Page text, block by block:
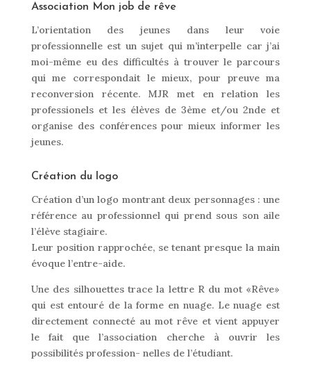
Association Mon job de rêve
L’orientation des jeunes dans leur voie
professionnelle est un sujet qui m’interpelle car j’ai
moi-même eu des difficultés à trouver le parcours
qui me correspondait le mieux, pour preuve ma
reconversion récente. MJR met en relation les
professionels et les élèves de 3ème et/ou 2nde et
organise des conférences pour mieux informer les
jeunes.
Création du logo
Création d’un logo montrant deux personnages : une
référence au professionnel qui prend sous son aile
l’élève stagiaire.
Leur position rapprochée, se tenant presque la main
évoque l’entre-aide.
Une des silhouettes trace la lettre R du mot «Rêve»
qui est entouré de la forme en nuage. Le nuage est
directement connecté au mot rêve et vient appuyer
le fait que l’association cherche à ouvrir les
possibilités profession- nelles de l’étudiant.